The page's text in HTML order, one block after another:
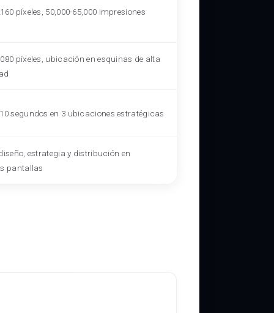
píxeles, 50,000-65,000 impresiones
píxeles, ubicación en esquinas de alta
segundos en 3 ubicaciones estratégicas
estrategia y distribución en
pantallas